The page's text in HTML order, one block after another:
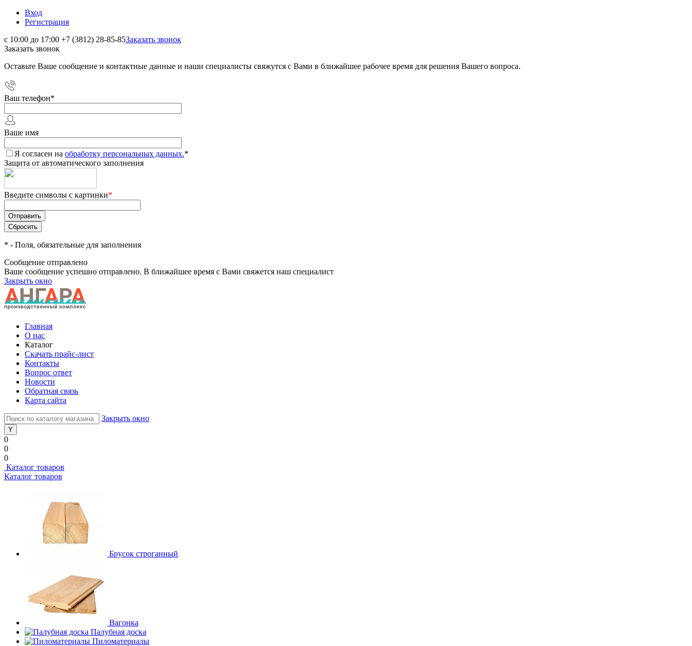
Вход
Регистрация
с 10:00 до 17:00 +7 (3812) 28-85-85Заказать звонок
Заказать звонок
Оставьте Ваше сообщение и контактные данные и наши специалисты свяжутся с Вами в ближайшее рабочее время для решения Вашего вопроса.
Ваш телефон*
Ваше имя
Я согласен на обработку персональных данных.*
Защита от автоматического заполнения
Введите символы с картинки*
* - Поля, обязательные для заполнения
Сообщение отправлено
Ваше сообщение успешно отправлено. В ближайшее время с Вами свяжется наш специалист
Закрыть окно
Главная
О нас
Каталог
Скачать прайс-лист
Контакты
Вопрос ответ
Новости
Обратная связь
Карта сайта
Закрыть окно
0
0
0
Каталог товаров
Каталог товаров
Брусок строганный
Вагонка
Палубная доска
Пиломатериалы